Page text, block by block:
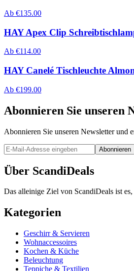
Ab €135.00
HAY Apex Clip
Ab €114.00
HAY Canelé Tischleuchte
Ab €199.00
Abonnieren Sie unseren
Abonnieren Sie unseren Newsletter und
Abonnieren
Über ScandiDeals
Das alleinige Ziel von ScandiDeals ist
Kategorien
Geschirr & Servieren
Wohnaccessoires
Kochen & Küche
Beleuchtung
Teppiche & Textilien